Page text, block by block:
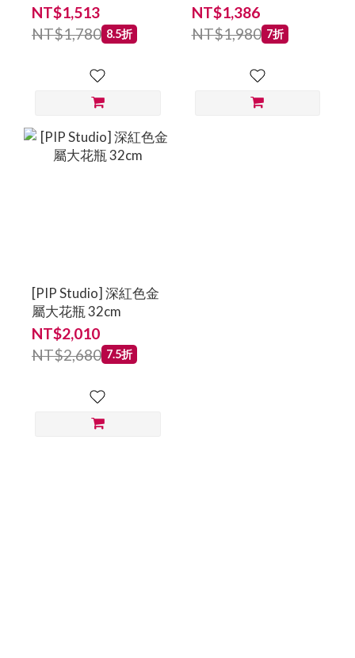
NT$1,513
NT$1,780 8.5折
NT$1,386
NT$1,980 7折
[PIP Studio] 深紅色金
屬大花瓶 32cm
NT$2,010
NT$2,680 7.5折